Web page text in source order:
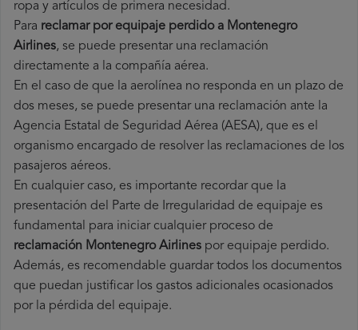
ropa y artículos de primera necesidad.
Para reclamar por equipaje perdido a Montenegro
Airlines, se puede presentar una reclamación
directamente a la compañía aérea.
En el caso de que la aerolínea no responda en un plazo de
dos meses, se puede presentar una reclamación ante la
Agencia Estatal de Seguridad Aérea (AESA), que es el
organismo encargado de resolver las reclamaciones de los
pasajeros aéreos.
En cualquier caso, es importante recordar que la
presentación del Parte de Irregularidad de equipaje es
fundamental para iniciar cualquier proceso de
reclamación Montenegro Airlines por equipaje perdido.
Además, es recomendable guardar todos los documentos
que puedan justificar los gastos adicionales ocasionados
por la pérdida del equipaje.